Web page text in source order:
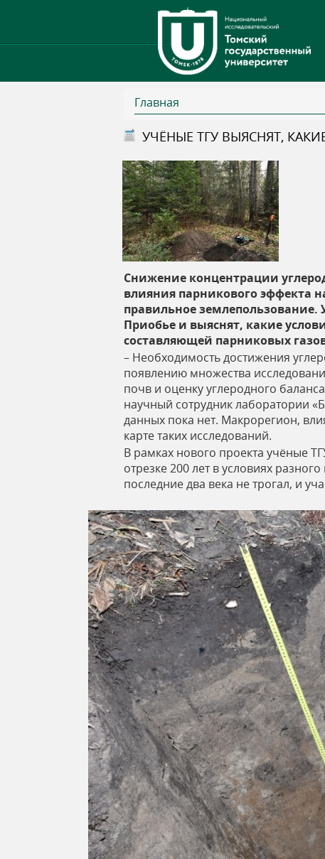
В
ы
з
д
е
с
ь
Главная
УЧЁНЫЕ ТГУ ВЫЯСНЯТ,
Снижение концентрации
влияния парникового эффекта
правильное землепользование.
Приобье и выяснят, какие
составляющей парниковых
– Необходимость достижения
появлению множества
почв и оценку углеродного
научный сотрудник лаборатории
данных пока нет. Макрорегион,
карте таких исследований.
В рамках нового проекта учёные
отрезке 200 лет в условиях
последние два века не трогал, и